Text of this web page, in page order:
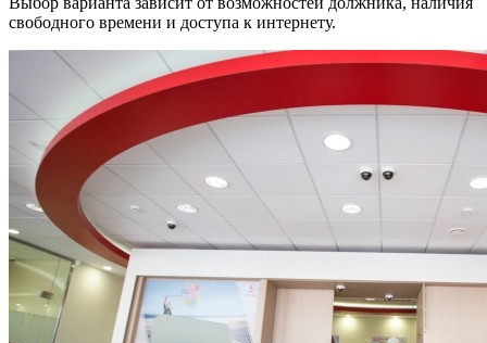
свободного времени и доступа к интернету.